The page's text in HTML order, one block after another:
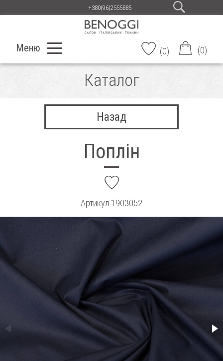
+380(96)2555885
Меню (0) (0)
Каталог
Назад
Поплін
Артикул 1903052